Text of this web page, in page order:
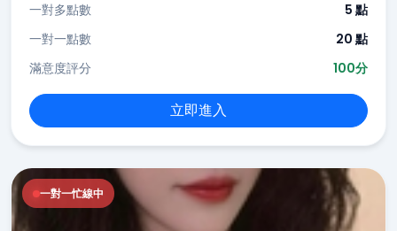
一對多點數
5 點
一對一點數
20 點
滿意度評分
100分
立即進入
一對一忙線中